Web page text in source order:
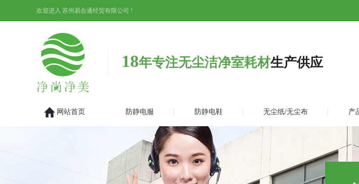
欢迎进入 苏州易合通经贸有限公司 !
18年专注无尘洁净室耗材生产供应
网站首页 防静电服 防静电鞋 无尘纸/无尘布 产